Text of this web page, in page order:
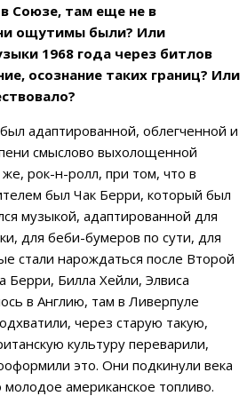
Союзе, там еще не в
ощутимы были? Или
1968 года через битлов
осознание таких границ? Или
адаптированной, облегченной и
смыслово выхолощенной
рок-н-ролл, при том, что в
был Чак Берри, который был
музыкой, адаптированной для
для беби-бумеров по сути, для
стали нарождаться после Второй
Берри, Билла Хейли, Элвиса
в Англию, там в Ливерпуле
через старую такую,
культуру переварили,
это. Они подкинули века
молодое американское топливо.